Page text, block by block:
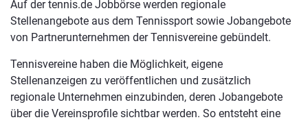
Auf der tennis.de Jobbörse werden regionale
Stellenangebote aus dem Tennissport sowie Jobangebote
von Partnerunternehmen der Tennisvereine gebündelt.
Tennisvereine haben die Möglichkeit, eigene
Stellenanzeigen zu veröffentlichen und zusätzlich
regionale Unternehmen einzubinden, deren Jobangebote
über die Vereinsprofile sichtbar werden. So entsteht eine